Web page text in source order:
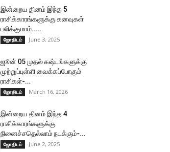
இன்றைய தினம் இந்த 5
ராசிக்காரங்களுக்கு கனவுகள்
பலிக்குமாம்.....
ஜோதிடம் June 3, 2025
ஜூன் 05 முதல் கஷ்டங்களுக்கு
முற்றுப்புள்ளி வைக்கப்போகும்
ராசிகள்-...
ஜோதிடம் March 16, 2026
இன்றைய தினம் இந்த 4
ராசிக்காரங்களுக்கு
நினைச்சதெல்லாம் நடக்கும்-...
ஜோதிடம் June 2, 2025